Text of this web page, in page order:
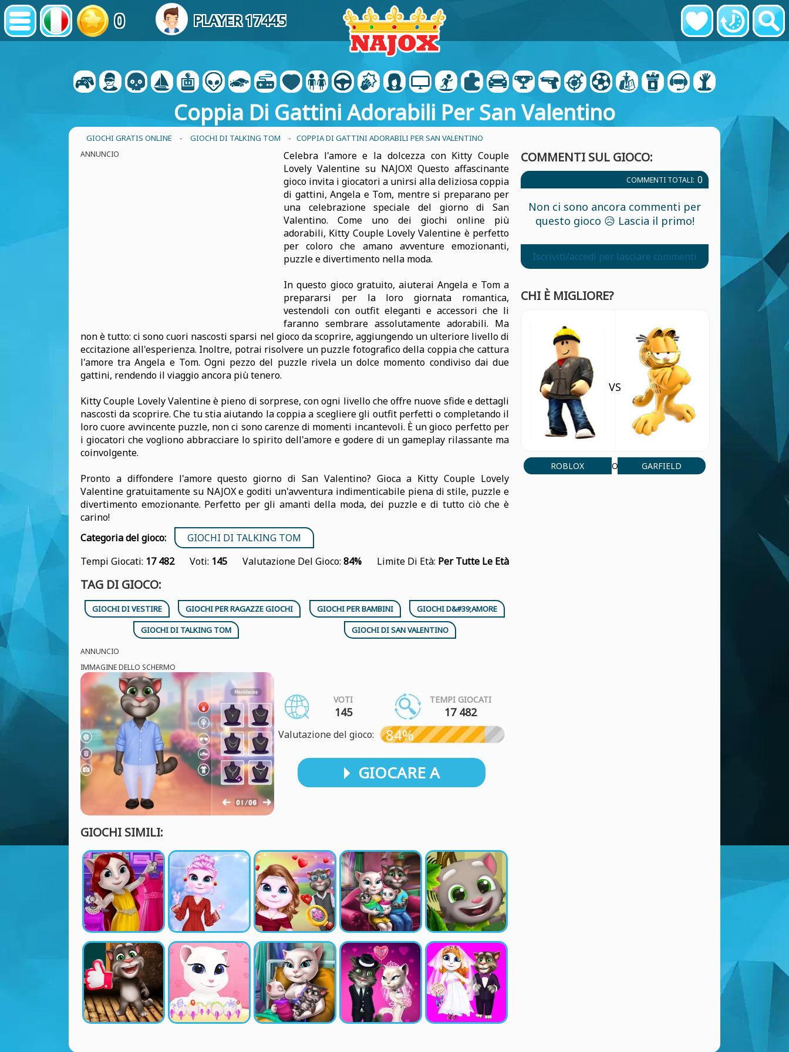
0 PLAYER 17445
Coppia Di Gattini Adorabili Per San Valentino
GIOCHI GRATIS ONLINE - GIOCHI DI TALKING TOM - COPPIA DI GATTINI ADORABILI PER SAN VALENTINO
ANNUNCIO
Celebra l'amore e la dolcezza con Kitty Couple
Lovely Valentine su NAJOX! Questo affascinante
gioco invita i giocatori a unirsi alla deliziosa coppia
di gattini, Angela e Tom, mentre si preparano per
una celebrazione speciale del giorno di San
Valentino. Come uno dei giochi online più
adorabili, Kitty Couple Lovely Valentine è perfetto
per coloro che amano avventure emozionanti,
puzzle e divertimento nella moda.
In questo gioco gratuito, aiuterai Angela e Tom a
prepararsi per la loro giornata romantica,
vestendoli con outfit eleganti e accessori che li
faranno sembrare assolutamente adorabili. Ma
non è tutto: ci sono cuori nascosti sparsi nel gioco da scoprire, aggiungendo un ulteriore livello di
eccitazione all'esperienza. Inoltre, potrai risolvere un puzzle fotografico della coppia che cattura
l'amore tra Angela e Tom. Ogni pezzo del puzzle rivela un dolce momento condiviso dai due
gattini, rendendo il viaggio ancora più tenero.
Kitty Couple Lovely Valentine è pieno di sorprese, con ogni livello che offre nuove sfide e dettagli
nascosti da scoprire. Che tu stia aiutando la coppia a scegliere gli outfit perfetti o completando il
loro cuore avvincente puzzle, non ci sono carenze di momenti incantevoli. È un gioco perfetto per
i giocatori che vogliono abbracciare lo spirito dell'amore e godere di un gameplay rilassante ma
coinvolgente.
Pronto a diffondere l'amore questo giorno di San Valentino? Gioca a Kitty Couple Lovely
Valentine gratuitamente su NAJOX e goditi un'avventura indimenticabile piena di stile, puzzle e
divertimento emozionante. Perfetto per gli amanti della moda, dei puzzle e di tutto ciò che è
carino!
Categoria del gioco:
GIOCHI DI TALKING TOM
Tempi Giocati: 17 482 Voti: 145 Valutazione Del Gioco: 84% Limite Di Età: Per Tutte Le Età
TAG DI GIOCO:
GIOCHI DI VESTIRE GIOCHI PER RAGAZZE GIOCHI GIOCHI PER BAMBINI
GIOCHI D&#39;AMORE
GIOCHI DI TALKING TOM
GIOCHI DI SAN VALENTINO
ANNUNCIO
IMMAGINE DELLO SCHERMO
VOTI
145
TEMPI GIOCATI
17 482
Valutazione del gioco: 84%
GIOCARE A
GIOCHI SIMILI:
COMMENTI SUL GIOCO:
COMMENTI TOTALI: 0
Non ci sono ancora commenti per
questo gioco 😥 Lascia il primo!
Iscriviti/accedi per lasciare commenti
CHI È MIGLIORE?
ROBLOX
VS
O GARFIELD